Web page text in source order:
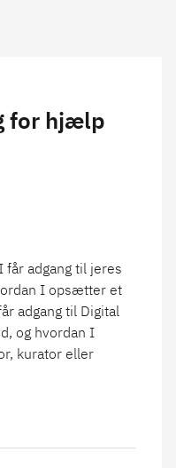
for hjælp
adgang til jeres
I opsætter et
adgang til Digital
og hvordan I
kurator eller